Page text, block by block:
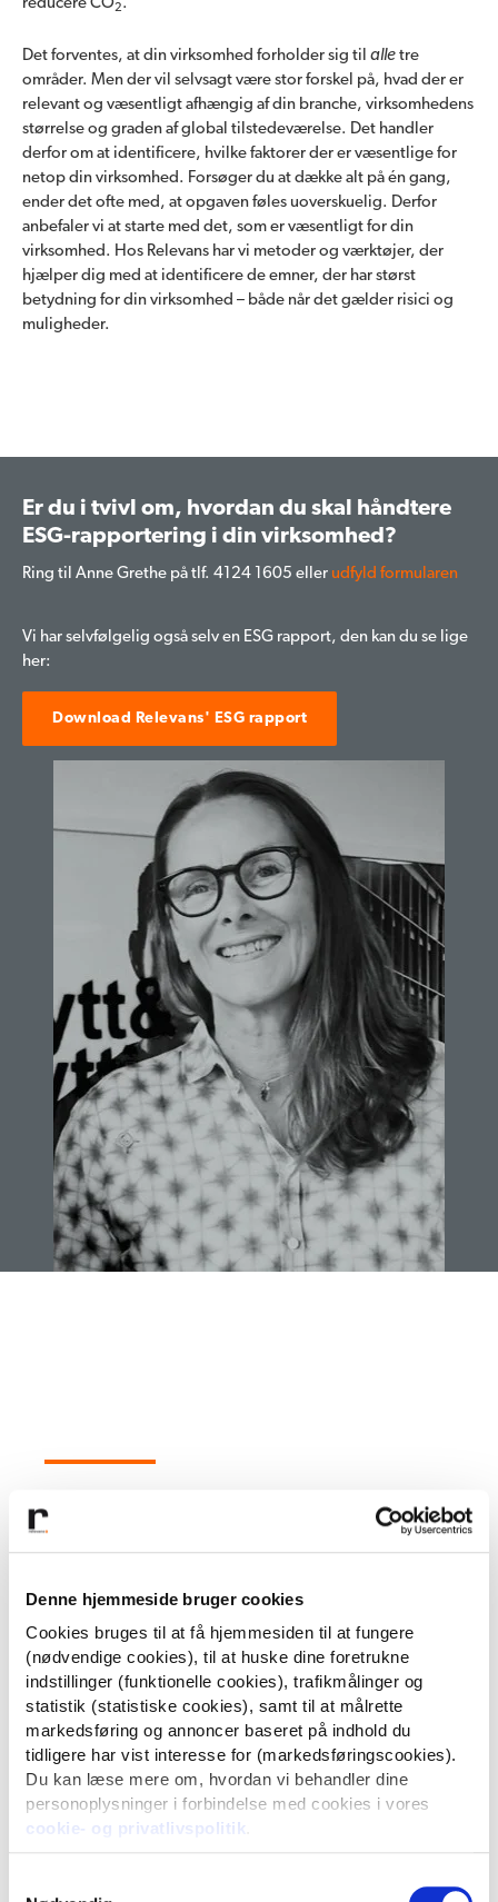
Denne hjemmeside bruger cookies
Cookies bruges til at få hjemmesiden til at fungere
(nødvendige cookies), til at huske dine foretrukne
indstillinger (funktionelle cookies), trafikmålinger og
statistik (statistiske cookies), samt til at målrette
markedsføring og annoncer baseret på indhold du
tidligere har vist interesse for (markedsføringscookies).
Du kan læse mere om, hvordan vi behandler dine
personoplysninger i forbindelse med cookies i vores
cookie- og privatlivspolitik
reducere CO2.
Det forventes, at din virksomhed forholder sig til alle tre
områder. Men der vil selvsagt være stor forskel på, hvad der er
relevant og væsentligt afhængig af din branche, virksomhedens
størrelse og graden af global tilstedeværelse. Det handler
derfor om at identificere, hvilke faktorer der er væsentlige for
netop din virksomhed. Forsøger du at dække alt på én gang,
ender det ofte med, at opgaven føles uoverskuelig. Derfor
anbefaler vi at starte med det, som er væsentligt for din
virksomhed. Hos Relevans har vi metoder og værktøjer, der
hjælper dig med at identificere de emner, der har størst
betydning for din virksomhed – både når det gælder risici og
muligheder.
Er du i tvivl om, hvordan du skal håndtere
ESG-rapportering i din virksomhed?
Ring til Anne Grethe på tlf. 4124 1605 eller udfyld formularen
Vi har selvfølgelig også selv en ESG rapport, den kan du se lige
her:
Download Relevans' ESG rapport
ESG styrker dit brand
deres største gevinst ved at arbejde med ESG er
forbedret omdømme.
Når din virksomhed sætter fokus på ESG, giver det
mulighed for at opbygge en stærk fortælling, et godt
omdømme og en tydelig position på markedet.
Virksomheder med et stærkt omdømme klarer sig typisk
bedre på markedet. Kunderne er mere loyale, og
virksomheden har lettere ved at tiltrække kvalificeret
arbejdskraft. Hvis du vil have det gode omdømme, er det